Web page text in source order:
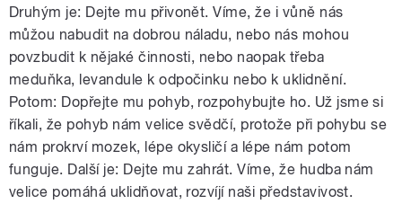
Druhým je: Dejte mu přivonět. Víme, že i vůně nás
můžou nabudit na dobrou náladu, nebo nás mohou
povzbudit k nějaké činnosti, nebo naopak třeba
meduňka, levandule k odpočinku nebo k uklidnění.
Potom: Dopřejte mu pohyb, rozpohybujte ho. Už jsme si
říkali, že pohyb nám velice svědčí, protože při pohybu se
nám prokrví mozek, lépe okysličí a lépe nám potom
funguje. Další je: Dejte mu zahrát. Víme, že hudba nám
velice pomáhá uklidňovat, rozvíjí naši představivost.